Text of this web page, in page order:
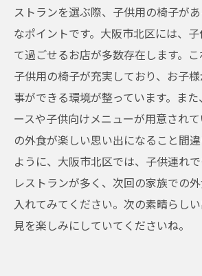
ストランを選ぶ際、子供用の椅子が
なポイントです。大阪市北区には、
て過ごせるお店が多数存在します。こ
子供用の椅子が充実しており、お子
事ができる環境が整っています。ま
ースや子供向けメニューが用意され
の外食が楽しい思い出になること間
ように、大阪市北区では、子供連れ
レストランが多く、次回の家族での
入れてみてください。次の素晴らし
見を楽しみにしていてくださいね。